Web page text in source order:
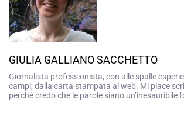
GIULIA GALLIANO SACCHETTO
Giornalista professionista, con alle spalle
campi, dalla carta stampata al web. Mi piace
perché credo che le parole siano un’inesauribile